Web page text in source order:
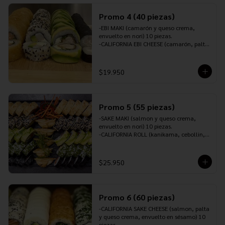
JENGIBRE Y 1 WASABI.
Promo 4 (40 piezas)
-EBI MAKI (camarón y queso crema,
envuelto en nori) 10 piezas.
-CALIFORNIA EBI CHEESE (camarón, palta
-TORI ROLL (pollo furai, queso crema y
cebollín, envuelto en palta) 10 piezas.
-INCLUYE: 3 PALITOS, 2 SOYA, 1 TERIYAKI,
1 JENGIBRE Y 1 WASABI.
$19.950
Promo 5 (55 piezas)
-SAKE MAKI (salmon y queso crema,
envuelto en nori) 10 piezas.
-CALIFORNIA ROLL (kanikama, cebollin,
-CALIFORNIA EBI CHEESE (camarón, palta
y queso crema, envuelto en ciboulette)
piezas.
-TORI PANKO (pollo teriyaki, queso
crema, cebollín, envuelto en panko o
tempura) 10 piezas.
$25.950
Promo 6 (60 piezas)
-CALIFORNIA SAKE CHEESE (salmon, palta
y queso crema, envuelto en sésamo) 10